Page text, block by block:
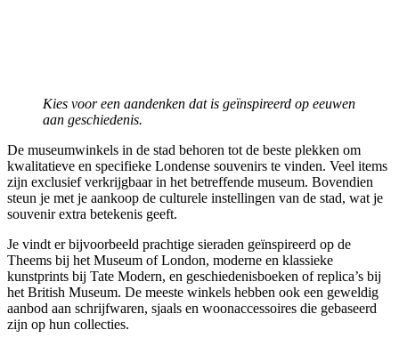
Kies voor een aandenken dat is geïnspireerd op eeuwen
aan geschiedenis.
De museumwinkels in de stad behoren tot de beste plekken om
kwalitatieve en specifieke Londense souvenirs te vinden. Veel items
zijn exclusief verkrijgbaar in het betreffende museum. Bovendien
steun je met je aankoop de culturele instellingen van de stad, wat je
souvenir extra betekenis geeft.
Je vindt er bijvoorbeeld prachtige sieraden geïnspireerd op de
Theems bij het Museum of London, moderne en klassieke
kunstprints bij Tate Modern, en geschiedenisboeken of replica’s bij
het British Museum. De meeste winkels hebben ook een geweldig
aanbod aan schrijfwaren, sjaals en woonaccessoires die gebaseerd
zijn op hun collecties.